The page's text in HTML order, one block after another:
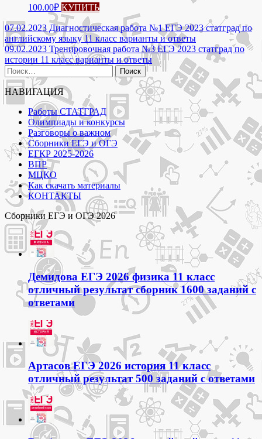
100.00₽ КУПИТЬ
Навигация
по
записям
07.02.2023 Диагностическая работа №1 ЕГЭ 2023 статград по
английскому языку 11 класс варианты и ответы
09.02.2023 Тренировочная работа №3 ЕГЭ 2023 статград по
истории 11 класс варианты и ответы
Найти:
НАВИГАЦИЯ
Работы СТАТГРАД
Олимпиады и конкурсы
Разговоры о важном
Сборники ЕГЭ и ОГЭ
ЕГКР 2025-2026
ВПР
МЦКО
Как скачать материалы
КОНТАКТЫ
Сборники ЕГЭ и ОГЭ 2026
Демидова ЕГЭ 2026 физика 11 класс
отличный результат сборник 1600 заданий с
ответами
Артасов ЕГЭ 2026 история 11 класс
отличный результат 500 заданий с ответами